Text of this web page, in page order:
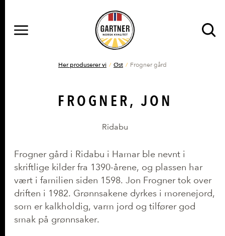
DU ER HERHer produserer vi Øst Frogner gård
FROGNER, JON
Ridabu
Frogner gård i Ridabu i Hamar ble nevnt i
skriftlige kilder fra 1390-årene, og plassen har
vært i familien siden 1598. Jon Frogner tok over
driften i 1982. Grønnsakene dyrkes i morenejord,
som er kalkholdig, varm jord og tilfører god
smak på grønnsaker.